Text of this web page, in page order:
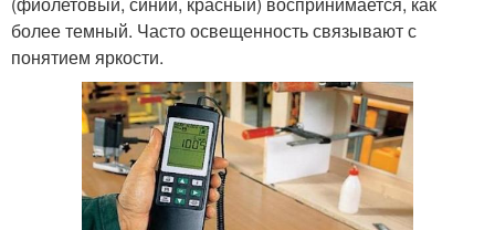
более темный. Часто освещенность связывают с
понятием яркости.